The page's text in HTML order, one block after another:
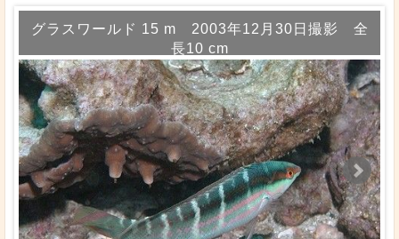
グラスワールド 15 m 2003年12月30日撮影 全
長10 cm